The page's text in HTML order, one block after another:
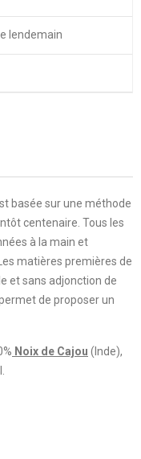
lendemain
basée sur une méthode
centenaire. Tous les
à la main et
matières premières de
et sans adjonction de
de proposer un
Noix de Cajou (Inde),